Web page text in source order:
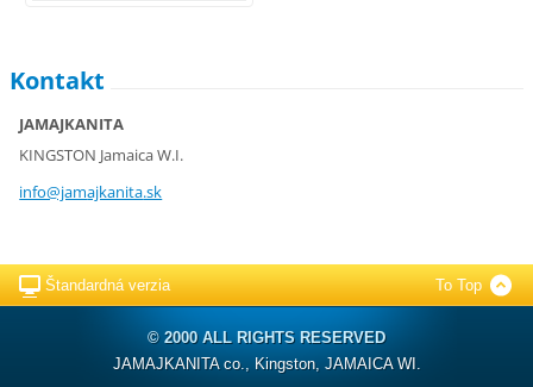
Kontakt
JAMAJKANITA
KINGSTON Jamaica W.I.
info@jamajkanita.sk
Štandardná verzia To Top
© 2000 ALL RIGHTS RESERVED
JAMAJKANITA co., Kingston, JAMAICA WI.